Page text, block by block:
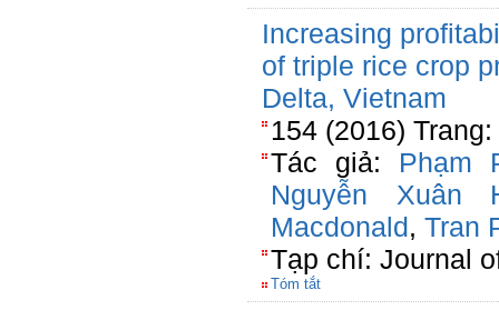
Increasing
of triple rice crop
Delta, Vietnam
154 (2016)
Tác giả: Phạm
Nguyễn Xuân
Macdonald, Tran
Tạp chí: Journal
Tóm tắt